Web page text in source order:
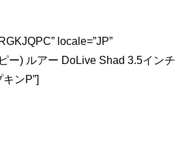
locale=”JP”
ー) ルアー DoLive Shad 3.5インチ
ンP”]